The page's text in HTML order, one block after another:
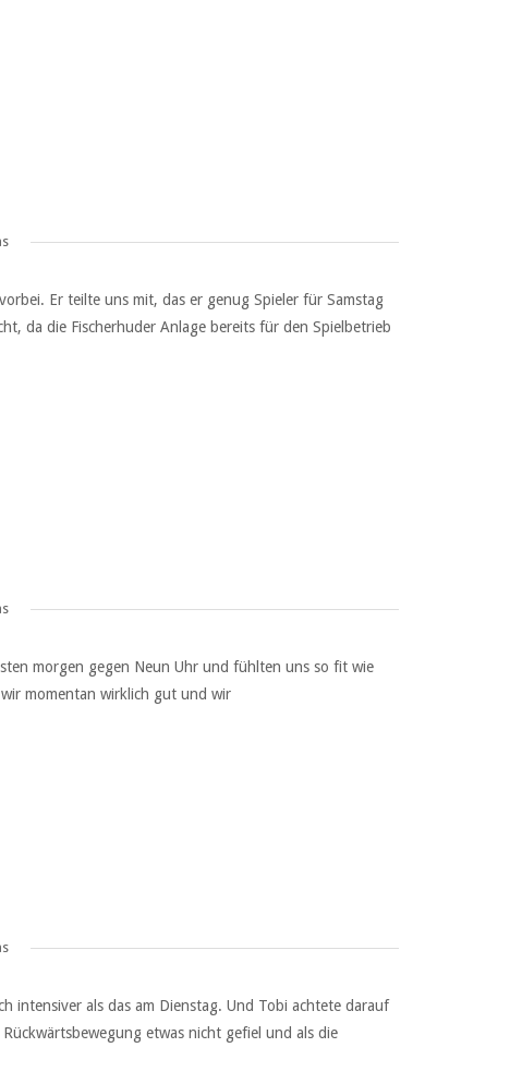
Er teilte uns mit, das er genug Spieler für Samstag
da die Fischerhuder Anlage bereits für den Spielbetrieb
morgen gegen Neun Uhr und fühlten uns so fit wie
momentan wirklich gut und wir
als das am Dienstag. Und Tobi achtete darauf
etwas nicht gefiel und als die